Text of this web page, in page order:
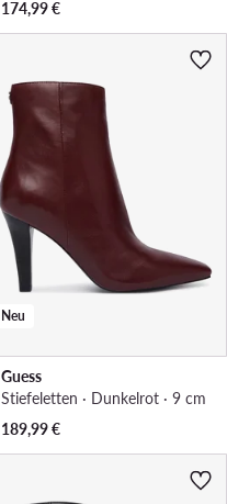
174,99€
Neu
Guess
Stiefeletten · Dunkelrot · 9 cm
189,99€